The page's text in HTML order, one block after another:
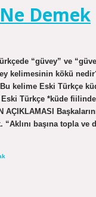
Demek
“güvey” ve
kelimesinin kökü
kelime Eski Türkçe
Türkçe *küde
AÇIKLAMASI
başına topla ve